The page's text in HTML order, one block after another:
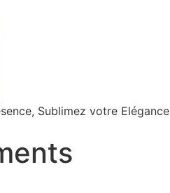
Sublimez votre Elégance